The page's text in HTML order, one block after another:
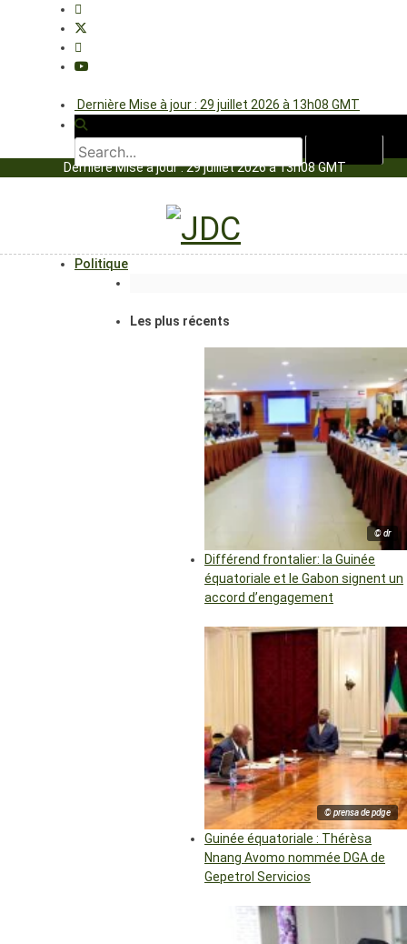
Dernière Mise à jour : 29 juillet 2026 à 13h08 GMT
Dernière Mise à jour : 29 juillet 2026 à 13h08 GMT
Politique
Les plus récents
© dr
Différend frontalier: la Guinée
équatoriale et le Gabon signent un
accord d’engagement
© prensa de pdge
Guinée équatoriale : Thérèsa
Nnang Avomo nommée DGA de
Gepetrol Servicios